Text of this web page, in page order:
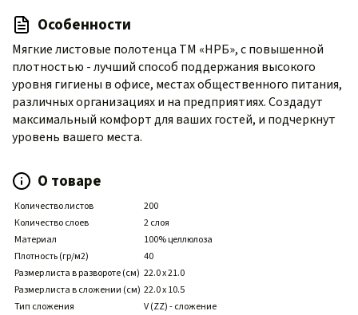
Особенности
Мягкие листовые полотенца ТМ «НРБ», с повышенной
плотностью - лучший способ поддержания высокого
уровня гигиены в офисе, местах общественного питания,
различных организациях и на предприятиях. Создадут
максимальный комфорт для ваших гостей, и подчеркнут
уровень вашего места.
О товаре
Количество листов
200
Количество слоев
2 слоя
Материал
100% целлюлоза
Плотность (гр/м2)
40
Размер листа в развороте (см) 22.0 x 21.0
Размер листа в сложении (см) 22.0 x 10.5
Тип сложения
V (ZZ) - сложение